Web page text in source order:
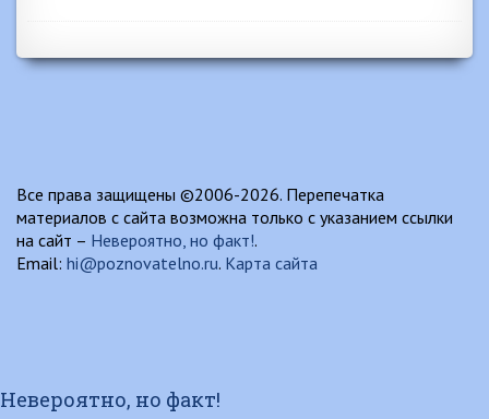
Все права защищены ©2006-2026. Перепечатка
материалов с сайта возможна только с указанием ссылки
на сайт – Невероятно, но факт!.
Email: hi@poznovatelno.ru. Карта сайта
Невероятно, но факт!